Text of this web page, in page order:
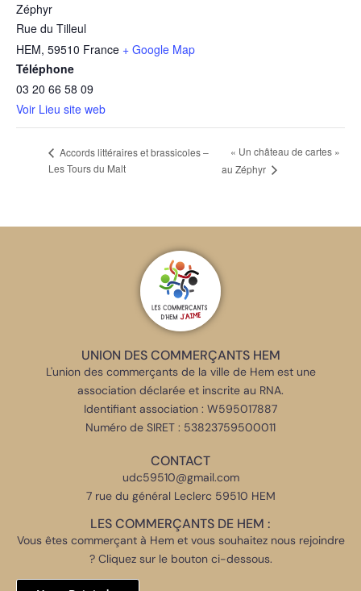
Zéphyr
Rue du Tilleul
HEM, 59510 France + Google Map
Téléphone
03 20 66 58 09
Voir Lieu site web
Accords littéraires et brassicoles –
Les Tours du Malt
« Un château de cartes »
au Zéphyr
UNION DES COMMERÇANTS HEM
L'union des commerçants de la ville de Hem est une
association déclarée et inscrite au RNA.
Identifiant association : W595017887
Numéro de SIRET : 53823759500011
CONTACT
udc59510@gmail.com
7 rue du général Leclerc 59510 HEM
LES COMMERÇANTS DE HEM :
Vous êtes commerçant à Hem et vous souhaitez nous rejoindre
? Cliquez sur le bouton ci-dessous.